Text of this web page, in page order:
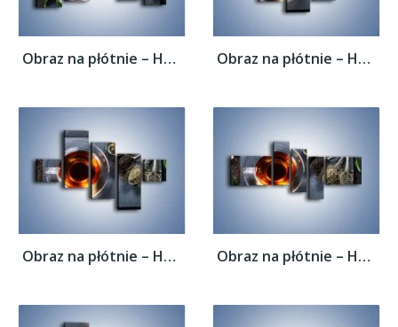
Obraz na płótnie – Herbata i inne dodatki... Obraz na płótnie – Herbata i inne dodatki...
Obraz na płótnie – Herbata i inne dodatki... Obraz na płótnie – Herbata i inne dodatki...